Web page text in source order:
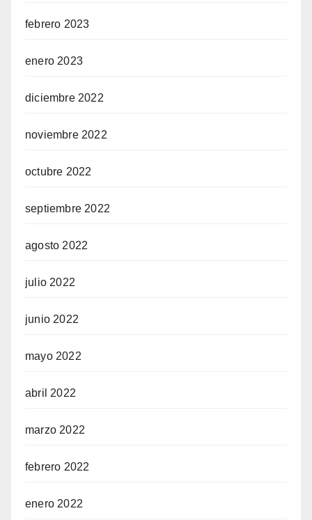
febrero 2023
enero 2023
diciembre 2022
noviembre 2022
octubre 2022
septiembre 2022
agosto 2022
julio 2022
junio 2022
mayo 2022
abril 2022
marzo 2022
febrero 2022
enero 2022